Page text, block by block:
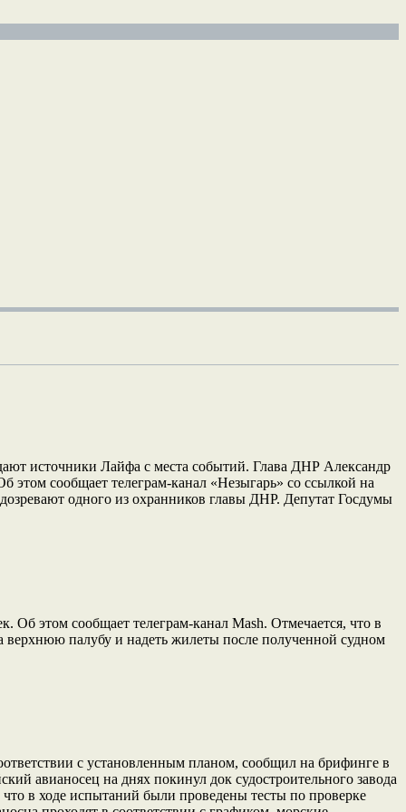
источники Лайфа с места событий. Глава ДНР Александр
этом сообщает телеграм-канал «Незыгарь» со ссылкой на
одного из охранников главы ДНР. Депутат Госдумы
Об этом сообщает телеграм-канал Mash. Отмечается, что в
палубу и надеть жилеты после полученной судном
с установленным планом, сообщил на брифинге в
авианосец на днях покинул док судостроительного завода
в ходе испытаний были проведены тесты по проверке